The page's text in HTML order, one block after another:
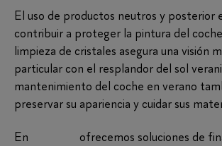
El uso de productos neutros y posterior
contribuir a proteger la pintura del
limpieza de cristales asegura una visión
particular con el resplandor del sol
mantenimiento del coche en verano
preservar su apariencia y cuidar sus
En
ofrecemos soluciones de